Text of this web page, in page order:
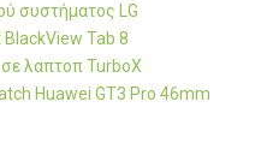
συστήματος LG
Tab 8
λαπτοπ TurboX
Huawei GT3 Pro 46mm